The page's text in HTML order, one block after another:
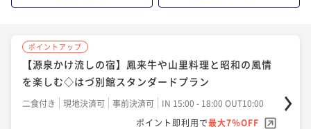
ポイントアップ
【源泉かけ流しの宿】鳳来牛や山里料理と昭和の風情
を楽しむ◇はづ別館スタンダードプラン
二食付き 現地決済可 事前決済可
IN 15:00 - 18:00 OUT10:00
ポイント即利用で最大7％OFF